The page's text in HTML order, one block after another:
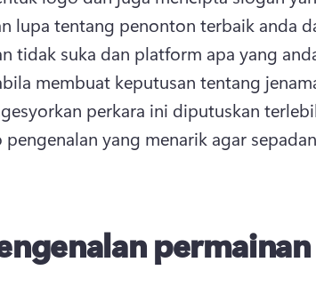
lupa tentang penonton terbaik anda
tidak suka dan platform apa yang
membuat keputusan tentang
perkara ini diputuskan
yang menarik agar
permainan